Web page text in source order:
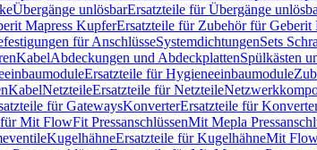
Übergänge unlösbarErsatzteile für Übergänge
Mapress KupferErsatzteile für Zubehör für Geberit
für AnschlüsseSystemdichtungenSets
KabelAbdeckungen und AbdeckplattenSpülkästen
Ersatzteile für Hygieneeinbaumodule
KabelNetzteileErsatzteile für Netzteile
für GatewaysKonverterErsatzteile für
Mit FlowFit PressanschlüssenMit Mepla
KugelhähneErsatzteile für KugelhähneMit